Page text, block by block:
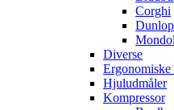
Corghi
Dunlop
Diverse
Hjuludmåler
Kompressor